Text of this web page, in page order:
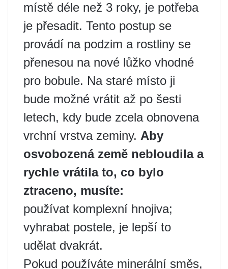
místě déle než 3 roky, je potřeba
je přesadit. Tento postup se
provádí na podzim a rostliny se
přenesou na nové lůžko vhodné
pro bobule. Na staré místo ji
bude možné vrátit až po šesti
letech, kdy bude zcela obnovena
vrchní vrstva zeminy. Aby
osvobozená země nebloudila a
rychle vrátila to, co bylo
ztraceno, musíte:
používat komplexní hnojiva;
vyhrabat postele, je lepší to
udělat dvakrát.
Pokud používáte minerální směs,